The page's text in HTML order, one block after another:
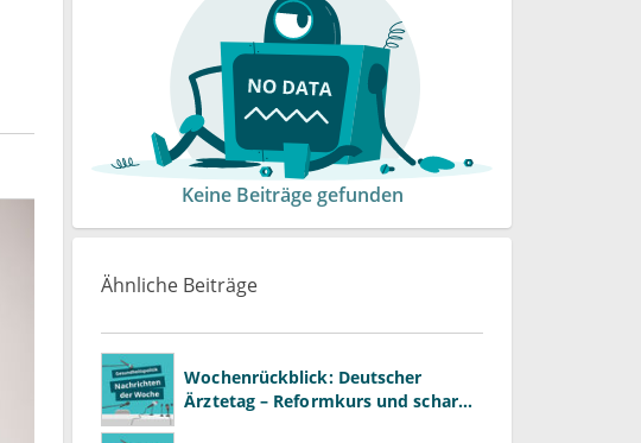
Keine Beiträge gefunden
Ähnliche Beiträge
Wochenrückblick: Deutscher
Ärztetag – Reformkurs und scharfe